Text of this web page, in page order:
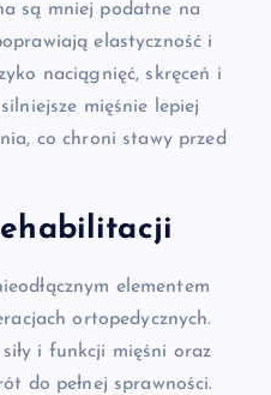
są mniej podatne na
elastyczność i
naciągnięć, skręceń i
mięśnie lepiej
co chroni stawy przed
elementem
ortopedycznych.
i funkcji mięśni oraz
do pełnej sprawności.